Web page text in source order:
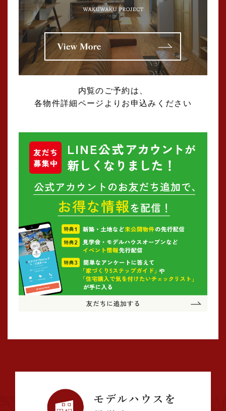
内覧のご予約は、
各物件詳細ページよりお申込みください